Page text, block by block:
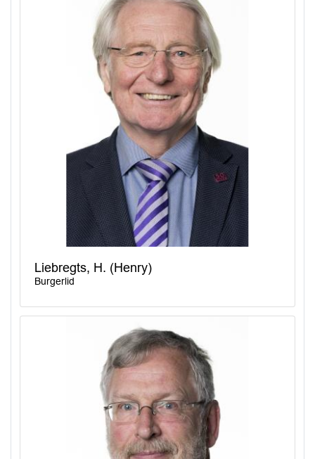
Liebregts, H. (Henry)
Burgerlid